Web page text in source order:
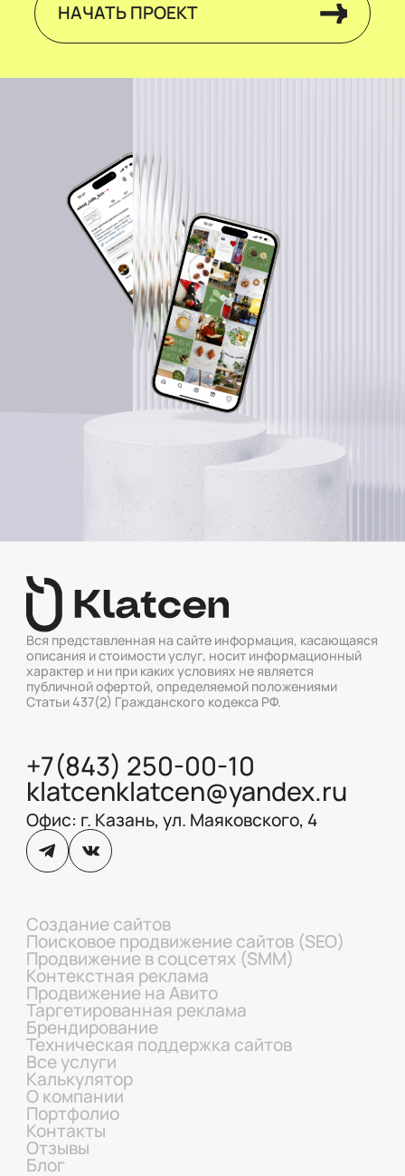
НАЧАТЬ ПРОЕКТ
Вся представленная на сайте информация, касающаяся
описания и стоимости услуг, носит информационный
характер и ни при каких условиях не является
публичной офертой, определяемой положениями
Статьи 437(2) Гражданского кодекса РФ.
+7(843) 250-00-10
klatcenklatcen@yandex.ru
Офис: г. Казань, ул. Маяковского, 4
Создание сайтов
Поисковое продвижение сайтов (SEO)
Продвижение в соцсетях (SMM)
Контекстная реклама
Продвижение на Авито
Таргетированная реклама
Брендирование
Техническая поддержка сайтов
Все услуги
Калькулятор
О компании
Портфолио
Контакты
Отзывы
Блог